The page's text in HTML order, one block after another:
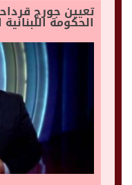
تعيين جورج
الحكومة